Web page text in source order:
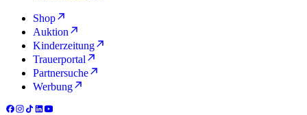
Shop
Auktion
Kinderzeitung
Trauerportal
Partnersuche
Werbung